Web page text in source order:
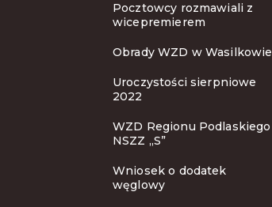
Pocztowcy rozmawiali z
wicepremierem
Obrady WZD w Wasilkowie
Uroczystości sierpniowe
2022
WZD Regionu Podlaskiego
NSZZ „S”
Wniosek o dodatek
węglowy